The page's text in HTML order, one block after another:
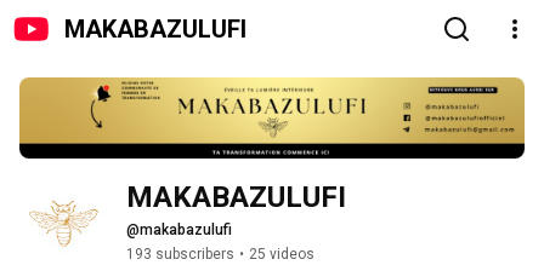
MAKABAZULUFI
MAKABAZULUFI
@makabazulufi
193 subscribers • 25 videos